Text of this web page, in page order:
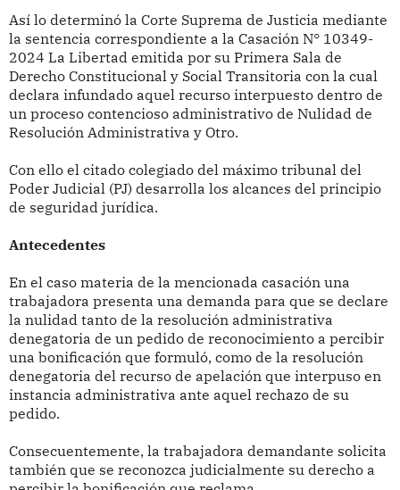
Así lo determinó la Corte Suprema de Justicia mediante
la sentencia correspondiente a la Casación N° 10349-
2024 La Libertad emitida por su Primera Sala de
Derecho Constitucional y Social Transitoria con la cual
declara infundado aquel recurso interpuesto dentro de
un proceso contencioso administrativo de Nulidad de
Resolución Administrativa y Otro.
Con ello el citado colegiado del máximo tribunal del
Poder Judicial (PJ) desarrolla los alcances del principio
de seguridad jurídica.
Antecedentes
En el caso materia de la mencionada casación una
trabajadora presenta una demanda para que se declare
la nulidad tanto de la resolución administrativa
denegatoria de un pedido de reconocimiento a percibir
una bonificación que formuló, como de la resolución
denegatoria del recurso de apelación que interpuso en
instancia administrativa ante aquel rechazo de su
pedido.
Consecuentemente, la trabajadora demandante solicita
también que se reconozca judicialmente su derecho a